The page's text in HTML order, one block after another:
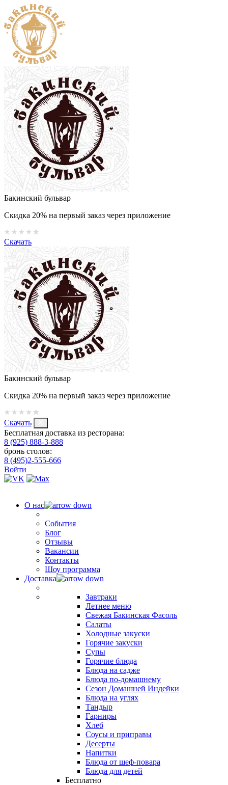
Бакинский бульвар
Скидка 20% на первый заказ через приложение
Скачать
Бакинский бульвар
Скидка 20% на первый заказ через приложение
Скачать
Бесплатная доставка из ресторана:
8 (925) 888-3-888
бронь столов:
8 (495)2-555-666
Войти
О нас
События
Блог
Отзывы
Вакансии
Контакты
Шоу программа
Доставка
Завтраки
Летнее меню
Свежая Бакинская Фасоль
Салаты
Холодные закуски
Горячие закуски
Супы
Горячие блюда
Блюда на садже
Блюда по-домашнему
Сезон Домашней Индейки
Блюда на углях
Тандыр
Гарниры
Хлеб
Соусы и приправы
Десерты
Напитки
Блюда от шеф-повара
Блюда для детей
Бесплатно